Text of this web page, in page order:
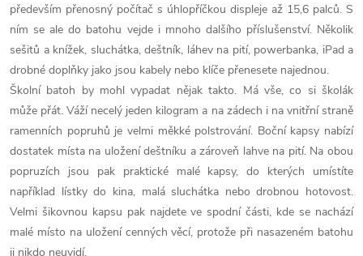
především přenosný počítač s úhlopříčkou displeje až 15,6 palců. S
ním se ale do batohu vejde i mnoho dalšího příslušenství. Několik
sešitů a knížek, sluchátka, deštník, láhev na pití, powerbanka, iPad a
drobné doplňky jako jsou kabely nebo klíče přenesete najednou.
Školní batoh by mohl vypadat nějak takto. Má vše, co si školák
může přát. Váží necelý jeden kilogram a na zádech i na vnitřní straně
ramenních popruhů je velmi měkké polstrování. Boční kapsy nabízí
dostatek místa na uložení deštníku a zároveň lahve na pití. Na obou
popruzích jsou pak praktické malé kapsy, do kterých umístíte
například lístky do kina, malá sluchátka nebo drobnou hotovost.
Velmi šikovnou kapsu pak najdete ve spodní části, kde se nachází
malé místo na uložení cenných věcí, protože při nasazeném batohu
ji nikdo neuvidí.